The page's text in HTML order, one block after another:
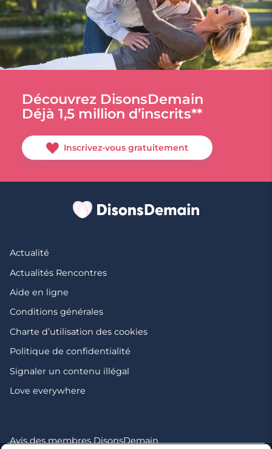
Découvrez DisonsDemain
Déjà 1,5 million d’inscrits**
Inscrivez-vous gratuitement
Actualité
Actualités Rencontres
Aide en ligne
Conditions générales
Charte d’utilisation des cookies
Politique de confidentialité
Signaler un contenu illégal
Love everywhere
Avis des membres DisonsDemain